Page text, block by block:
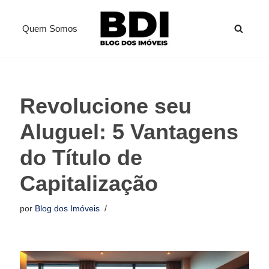
PularQuem Somos
Revolucione seu
Aluguel: 5 Vantagens
do Título de
Capitalização
por Blog dos Imóveis